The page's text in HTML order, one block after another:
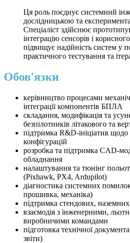
Ця роль поєднує системний
дослідницькою та
Спеціаліст здійснює
інтеграцію сенсорів і
підвищує надійність систем у
практичного тестування та
Обов'язки
керівництво процесами
інтеграції компонентів БПЛА
складання, модифікація та
безпілотників літакового та
підтримка R&D-ініціатив
конфігурацій
розробка та підтримка CAD-
обладнання
налаштування та тюнінг
(Pixhawk, PX4, Ardupilot)
діагностика системних
прошивка, механіка)
підтримка стендових,
взаємодія з інженерними,
виробничими командами
підготовка технічної
звіти)